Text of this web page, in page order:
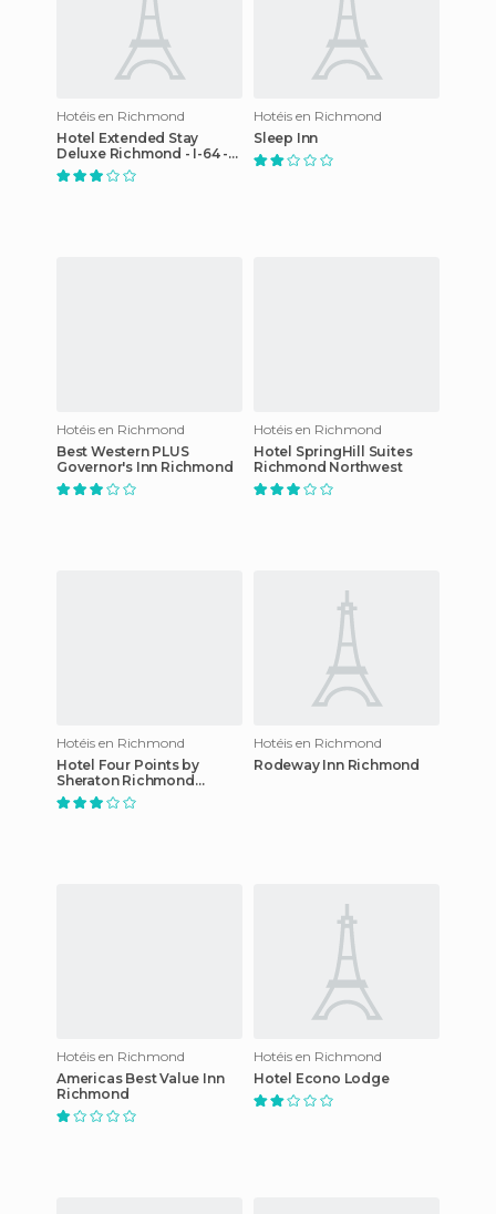
Hotéis en Richmond
Hotel Extended Stay
Deluxe Richmond - I-64 -
West Broad Street
Hotéis en Richmond
Sleep Inn
Hotéis en Richmond
Best Western PLUS
Governor's Inn Richmond
Hotéis en Richmond
Hotel SpringHill Suites
Richmond Northwest
Hotéis en Richmond
Hotel Four Points by
Sheraton Richmond
Airport
Hotéis en Richmond
Rodeway Inn Richmond
Hotéis en Richmond
Americas Best Value Inn
Richmond
Hotéis en Richmond
Hotel Econo Lodge